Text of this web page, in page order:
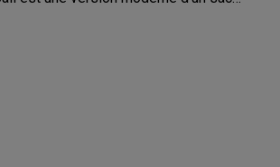
dos extrêmement confortable protège
du terrain pour accéder facilement à